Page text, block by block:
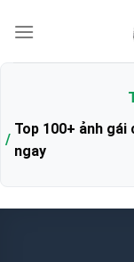
qua
Top 100+ ảnh
ngay